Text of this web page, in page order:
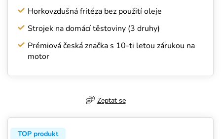
Horkovzdušná fritéza bez použití oleje
Strojek na domácí těstoviny (3 druhy)
Prémiová česká značka s 10-ti letou zárukou na
motor
Zeptat se
TOP produkt